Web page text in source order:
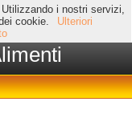
i nostri servizi,
cookie.
Ulteriori